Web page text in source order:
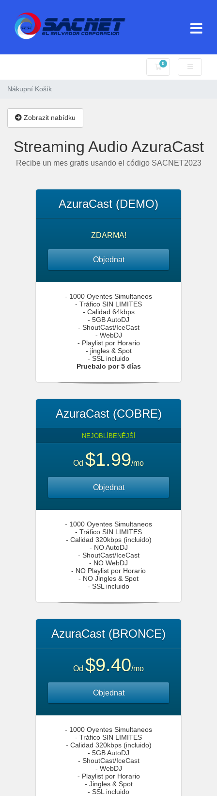
0
Nákupní Košík
Nákupní Košík
Zobrazit nabídku
Streaming Audio AzuraCast
Recibe un mes gratis usando el código SACNET2023
AzuraCast (DEMO)
ZDARMA!
Objednat
- 1000 Oyentes Simultaneos
- Tráfico SIN LIMITES
- Calidad 64kbps
- 5GB AutoDJ
- ShoutCast/IceCast
- WebDJ
- Playlist por Horario
- jingles & Spot
- SSL incluido
Pruebalo por 5 días
AzuraCast (COBRE)
NEJOBLÍBENĚJŠÍ
Od $1.99/mo
Objednat
- 1000 Oyentes Simultaneos
- Tráfico SIN LIMITES
- Calidad 320kbps (incluido)
- NO AutoDJ
- ShoutCast/IceCast
- NO WebDJ
- NO Playlist por Horario
- NO Jingles & Spot
- SSL incluido
AzuraCast (BRONCE)
Od $9.40/mo
Objednat
- 1000 Oyentes Simultaneos
- Tráfico SIN LIMITES
- Calidad 320kbps (incluido)
- 5GB AutoDJ
- ShoutCast/IceCast
- WebDJ
- Playlist por Horario
- Jingles & Spot
- SSL incluido